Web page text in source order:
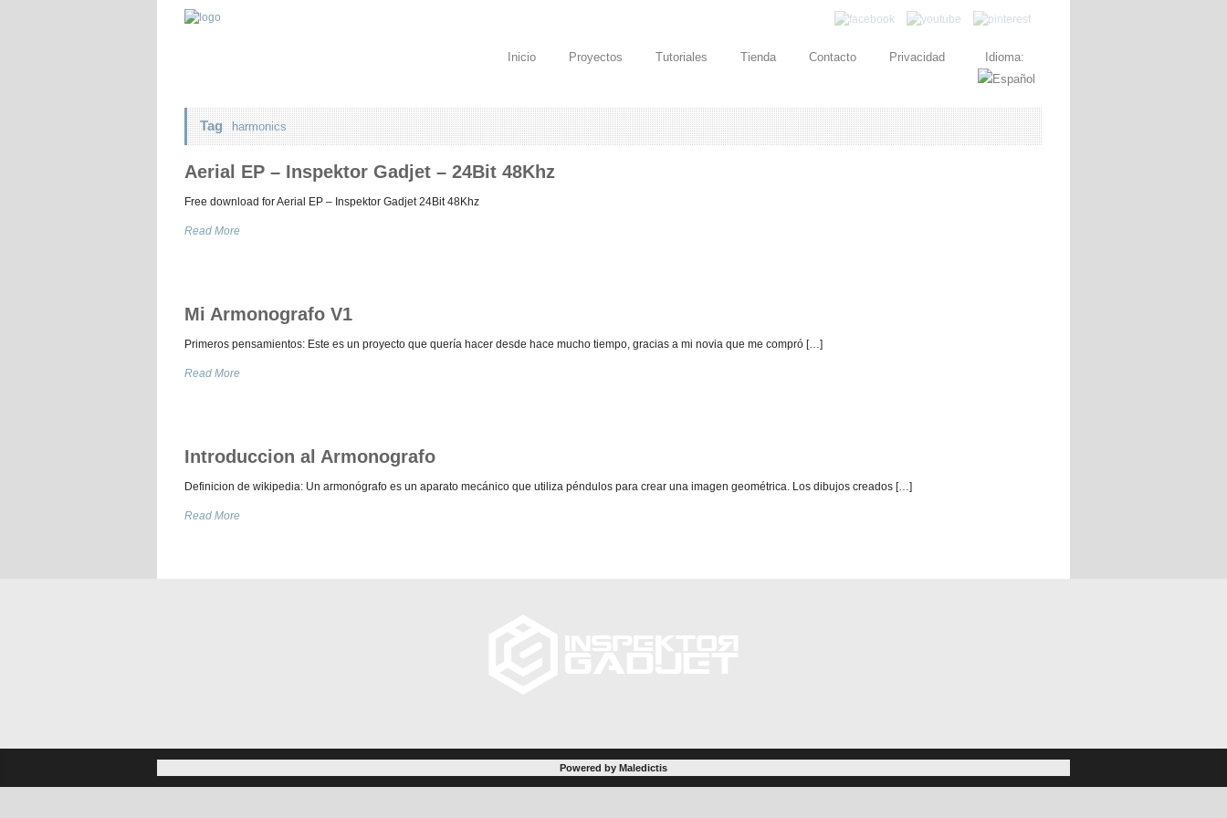
Inicio Proyectos Tutoriales Tienda Contacto Privacidad Idioma:
Tag harmonics
Aerial EP – Inspektor Gadjet – 24Bit 48Khz
Free download for Aerial EP – Inspektor Gadjet 24Bit 48Khz
Read More
Mi Armonografo V1
Primeros pensamientos: Este es un proyecto que quería hacer desde hace mucho tiempo, gracias a mi novia que me compró […]
Read More
Introduccion al Armonografo
Definicion de wikipedia: Un armonógrafo es un aparato mecánico que utiliza péndulos para crear una imagen geométrica. Los dibujos creados […]
Read More
Powered by Maledictis